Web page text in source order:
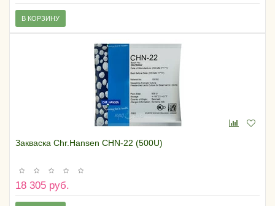
В КОРЗИНУ
Закваска Chr.Hansen CHN-22 (500U)
18 305 руб.